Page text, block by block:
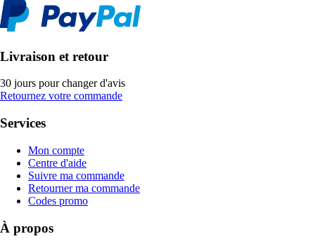
Livraison et retour
30 jours pour changer d'avis
Retournez votre commande
Services
Mon compte
Centre d'aide
Suivre ma commande
Retourner ma commande
Codes promo
À propos